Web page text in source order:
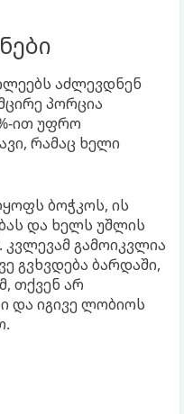
აძლევდნენ
პორცია
ით უფრო
რამაც ხელი
ბოჭკოს, ის
და ხელს უშლის
კვლევამ გამოიკვლია
გვხვდება ბარდაში,
თქვენ არ
და იგივე ლობიოს